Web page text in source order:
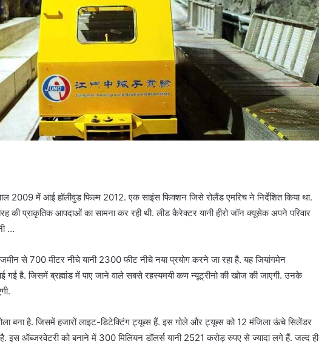
2009 में आई हॉलीवुड फिल्म 2012. एक साइंस फिक्शन जिसे रोलैंड एमरिच ने निर्देशित किया था.
की प्राकृतिक आपदाओं का सामना कर रही थी. लीड कैरेक्टर यानी हीरो जॉन क्यूसेक अपने परिवार
…
से 700 मीटर नीचे यानी 2300 फीट नीचे नया प्रयोग करने जा रहा है. यह जियांगमेन
गई है. जिसमें ब्रह्मांड में पाए जाने वाले सबसे रहस्यमयी कण न्यूट्रीनो की खोज की जाएगी. उनके
बना है. जिसमें हजारों लाइट-डिटेक्टिंग ट्यूब्स हैं. इस गोले और ट्यूब्स को 12 मंजिला ऊंचे सिलेंडर
इस ऑब्जरवेटरी को बनाने में 300 मिलियन डॉलर्स यानी 2521 करोड़ रुपए से ज्यादा लगे हैं. जल्द ही